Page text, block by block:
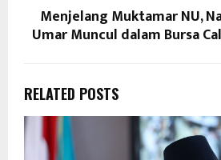
Menjelang Muktamar NU,
Umar Muncul dalam Bursa
RELATED POSTS